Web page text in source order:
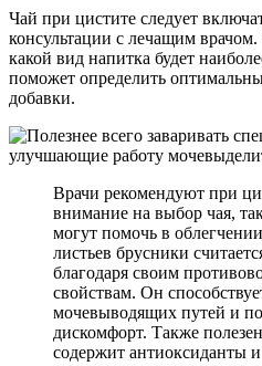
Чай при цистите следует
консультации с лечащим
какой вид напитка будет
поможет определить
добавки.
Врачи рекомендуют при
внимание на выбор чая,
могут помочь в
листьев брусники
благодаря своим
свойствам. Он
мочевыводящих путей и
дискомфорт. Также
содержит антиоксиданты